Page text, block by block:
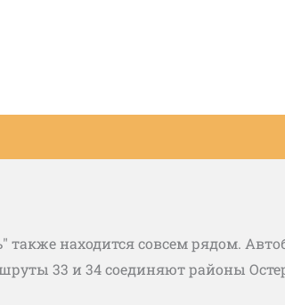
также находится совсем рядом.
33 и 34 соединяют районы